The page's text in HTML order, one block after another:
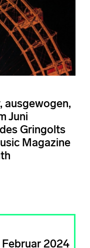
ausgewogen,
Juni
Gringolts
Magazine
2024